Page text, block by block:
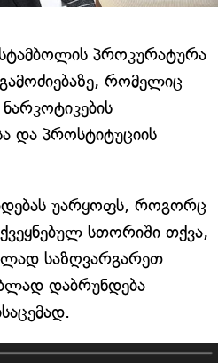
პროკურატურა
რომელიც
და პროსტიტუციის
უარყოფს, როგორც
სთორიში თქვა,
საზღვარგარეთ
დაბრუნდება